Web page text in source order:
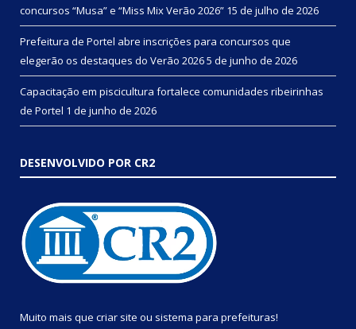
concursos “Musa” e “Miss Mix Verão 2026” 15 de julho de 2026
Prefeitura de Portel abre inscrições para concursos que
elegerão os destaques do Verão 20265 de junho de 2026
Capacitação em piscicultura fortalece comunidades ribeirinhas
de Portel 1 de junho de 2026
DESENVOLVIDO POR CR2
Muito mais que criar site ou sistema para prefeituras!